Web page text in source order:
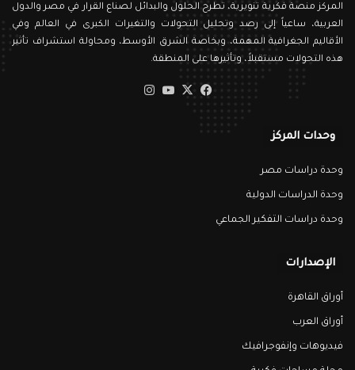
المركز منصة فكرية تنويرية، تطرح الحلول والبدائل لصناع القرار في مصر والدول
العربية، ساعياً إلى رصد وتحليل التحولات والتغيرات الكبرى في العالم وفي
الأقاليم الجغرافية المهمة، وبخاصة الشرق الأوسط، ومحاولة استشراف تأثير
هذه التحولات مستقبلاً، وتأثيرها على المنطقة.
فيسبوك
‫X
‫YouTube
وحدات المركز
وحدة دراسات مصر
وحدة الدراسات الدولية
وحدة دراسات التفكير الجماعي
الإصدارات
أوراق القاهرة
أوراق العرب
فيديوهات وإنفوجرافيك